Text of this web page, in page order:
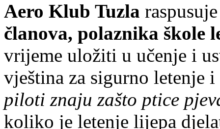
Aero Klub Tuzla
članova, polaznika škole
vrijeme uložiti u učenje i
vještina za sigurno letenje
piloti znaju zašto ptice
koliko je letenje lijepa